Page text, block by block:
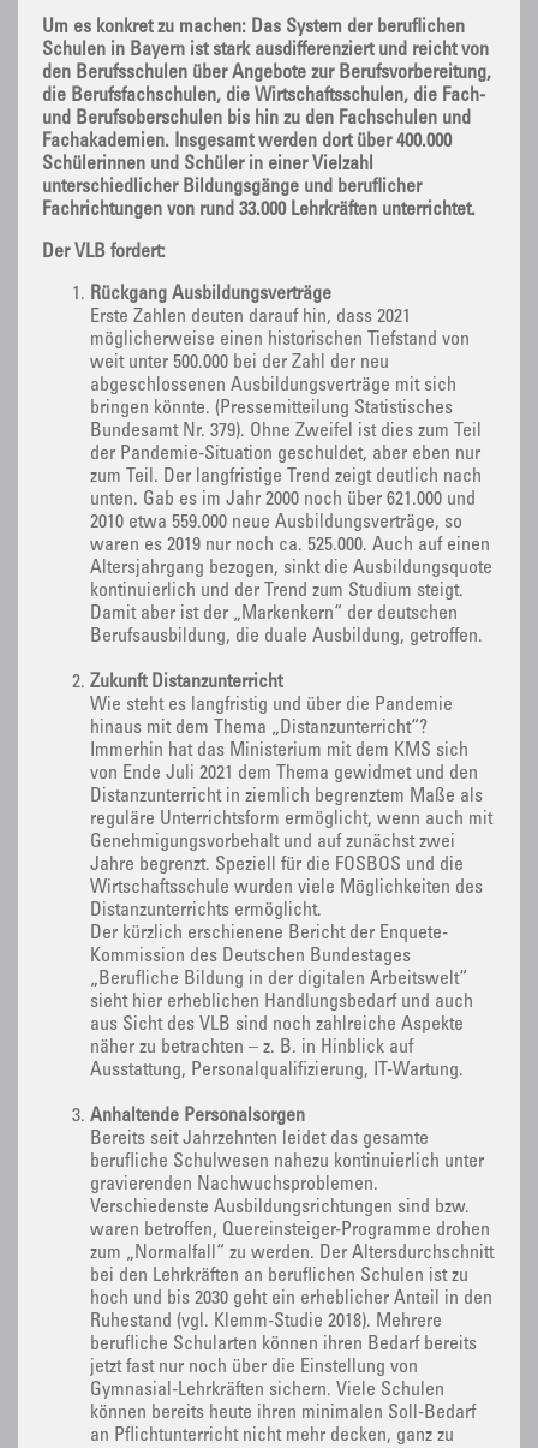
Um es konkret zu machen: Das System der beruflichen
Schulen in Bayern ist stark ausdifferenziert und reicht von
den Berufsschulen über Angebote zur Berufsvorbereitung,
die Berufsfachschulen, die Wirtschaftsschulen, die Fach-
und Berufsoberschulen bis hin zu den Fachschulen und
Fachakademien. Insgesamt werden dort über 400.000
Schülerinnen und Schüler in einer Vielzahl
unterschiedlicher Bildungsgänge und beruflicher
Fachrichtungen von rund 33.000 Lehrkräften unterrichtet.
Der VLB fordert:
Rückgang Ausbildungsverträge
Erste Zahlen deuten darauf hin, dass 2021
möglicherweise einen historischen Tiefstand von
weit unter 500.000 bei der Zahl der neu
abgeschlossenen Ausbildungsverträge mit sich
bringen könnte. (Pressemitteilung Statistisches
Bundesamt Nr. 379). Ohne Zweifel ist dies zum Teil
der Pandemie-Situation geschuldet, aber eben nur
zum Teil. Der langfristige Trend zeigt deutlich nach
unten. Gab es im Jahr 2000 noch über 621.000 und
2010 etwa 559.000 neue Ausbildungsverträge, so
waren es 2019 nur noch ca. 525.000. Auch auf einen
Altersjahrgang bezogen, sinkt die Ausbildungsquote
kontinuierlich und der Trend zum Studium steigt.
Damit aber ist der „Markenkern“ der deutschen
Berufsausbildung, die duale Ausbildung, getroffen.
Zukunft Distanzunterricht
Wie steht es langfristig und über die Pandemie
hinaus mit dem Thema „Distanzunterricht“?
Immerhin hat das Ministerium mit dem KMS sich
von Ende Juli 2021 dem Thema gewidmet und den
Distanzunterricht in ziemlich begrenztem Maße als
reguläre Unterrichtsform ermöglicht, wenn auch mit
Genehmigungsvorbehalt und auf zunächst zwei
Jahre begrenzt. Speziell für die FOSBOS und die
Wirtschaftsschule wurden viele Möglichkeiten des
Distanzunterrichts ermöglicht.
Der kürzlich erschienene Bericht der Enquete-
Kommission des Deutschen Bundestages
„Berufliche Bildung in der digitalen Arbeitswelt“
sieht hier erheblichen Handlungsbedarf und auch
aus Sicht des VLB sind noch zahlreiche Aspekte
näher zu betrachten – z. B. in Hinblick auf
Ausstattung, Personalqualifizierung, IT-Wartung.
Anhaltende Personalsorgen
Bereits seit Jahrzehnten leidet das gesamte
berufliche Schulwesen nahezu kontinuierlich unter
gravierenden Nachwuchsproblemen.
Verschiedenste Ausbildungsrichtungen sind bzw.
waren betroffen, Quereinsteiger-Programme drohen
zum „Normalfall“ zu werden. Der Altersdurchschnitt
bei den Lehrkräften an beruflichen Schulen ist zu
hoch und bis 2030 geht ein erheblicher Anteil in den
Ruhestand (vgl. Klemm-Studie 2018). Mehrere
berufliche Schularten können ihren Bedarf bereits
jetzt fast nur noch über die Einstellung von
Gymnasial-Lehrkräften sichern. Viele Schulen
können bereits heute ihren minimalen Soll-Bedarf
an Pflichtunterricht nicht mehr decken, ganz zu